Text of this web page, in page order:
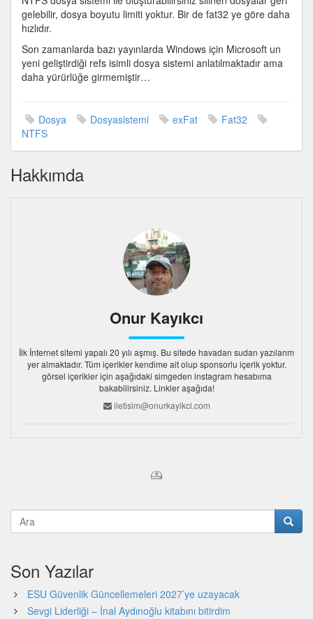
gelebilir, dosya boyutu limiti yoktur. Bir de fat32 ye göre daha
hızlıdır.
Son zamanlarda bazı yayınlarda Windows için Microsoft un
yeni geliştirdiği refs isimli dosya sistemi anlatılmaktadır ama
daha yürürlüğe girmemiştir…
Dosya Dosyasistemi exFat
Fat32
NTFS
Hakkımda
Onur Kayıkcı
İlk İnternet sitemi yapalı 20 yılı aşmış. Bu sitede havadan sudan yazılarım
yer almaktadır. Tüm içerikler kendime ait olup sponsorlu içerik yoktur.
görsel içerikler için aşağıdaki simgeden instagram hesabıma
bakabilirsiniz. Linkler aşağıda!
iletisim@onurkayikci.com
Son Yazılar
ESU Güvenlik Güncellemeleri 2027’ye uzayacak
Sevgi Liderliği – İnal Aydınoğlu kitabını bitirdim